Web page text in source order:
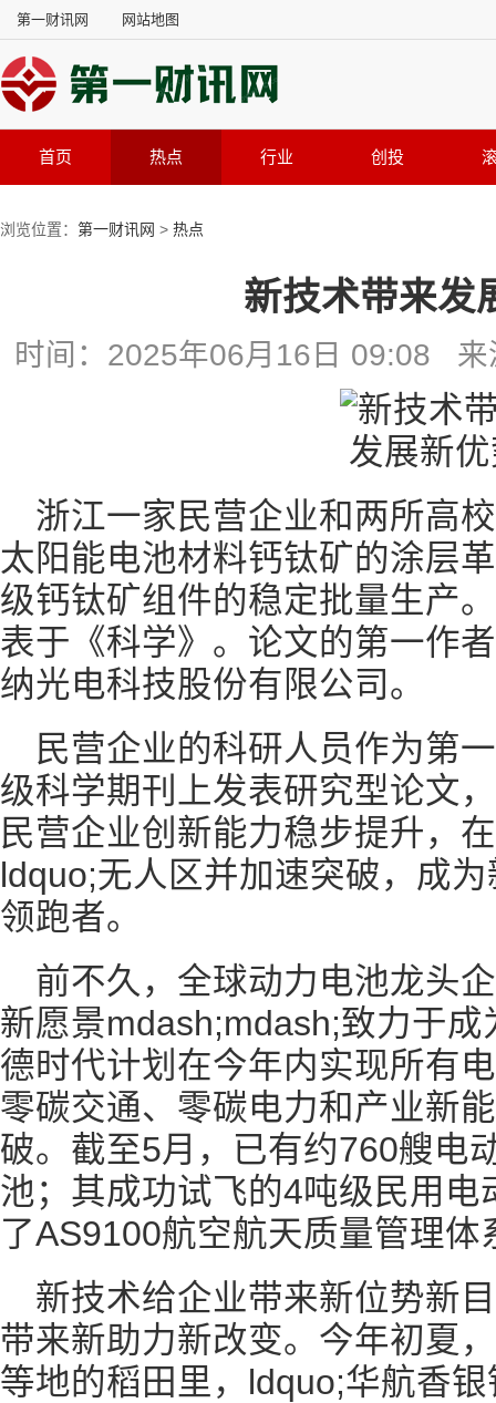
第一财讯网 网站地图
首页 热点 行业 创投
浏览位置： 第一财讯网 > 热点
新技术带来发
时间：2025年06月16日 09:08
浙江一家民营企业和两所高
太阳能电池材料钙钛矿的涂层
级钙钛矿组件的稳定批量生产
表于《科学》。论文的第一作
纳光电科技股份有限公司。
民营企业的科研人员作为第
级科学期刊上发表研究型论文
民营企业创新能力稳步提升，
ldquo;无人区并加速突破，成
领跑者。
前不久，全球动力电池龙头
新愿景mdash;mdash;致力于
德时代计划在今年内实现所有
零碳交通、零碳电力和产业新
破。截至5月，已有约760艘电
池；其成功试飞的4吨级民用
了AS9100航空航天质量管理体
新技术给企业带来新位势新
带来新助力新改变。今年初夏
等地的稻田里，ldquo;华航香